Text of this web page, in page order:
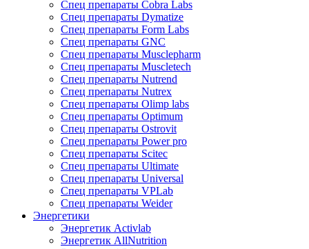
Спец препараты Cobra Labs
Спец препараты Dymatize
Спец препараты Form Labs
Спец препараты GNC
Спец препараты Musclepharm
Спец препараты Muscletech
Спец препараты Nutrend
Спец препараты Nutrex
Спец препараты Olimp labs
Спец препараты Optimum
Спец препараты Ostrovit
Спец препараты Power pro
Спец препараты Scitec
Спец препараты Ultimate
Спец препараты Universal
Спец препараты VPLab
Спец препараты Weider
Энергетики
Энергетик Activlab
Энергетик AllNutrition